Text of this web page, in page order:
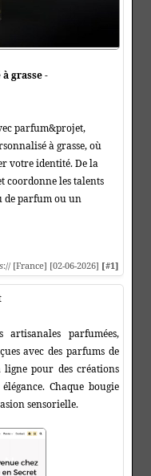
grasse -
parfum&projet,
à grasse, où
votre identité. De la
les talents
parfum ou un
:// [France] [02-06-2026] [#1]
artisanales parfumées,
avec des parfums de
ligne pour des créations
Chaque bougie
sensorielle.